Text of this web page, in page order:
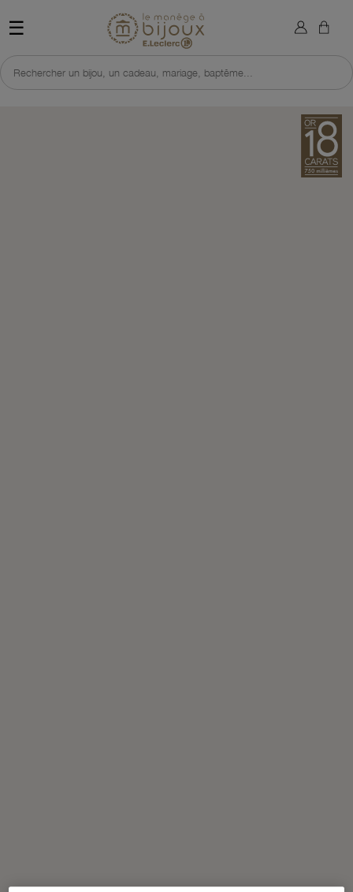
☰ Retour à l'accueil du site
Rechercher un bijou, un cadeau, mariage, baptême...
×